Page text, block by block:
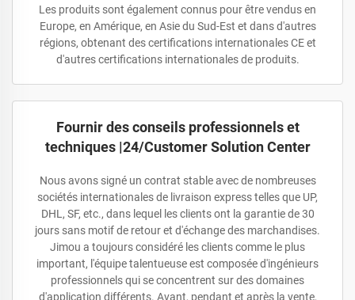
Les produits sont également connus pour être vendus en
Europe, en Amérique, en Asie du Sud-Est et dans d'autres
régions, obtenant des certifications internationales CE et
d'autres certifications internationales de produits.
Fournir des conseils professionnels et
techniques |24/Customer Solution Center
Nous avons signé un contrat stable avec de nombreuses
sociétés internationales de livraison express telles que UP,
DHL, SF, etc., dans lequel les clients ont la garantie de 30
jours sans motif de retour et d'échange des marchandises.
Jimou a toujours considéré les clients comme le plus
important, l'équipe talentueuse est composée d'ingénieurs
professionnels qui se concentrent sur des domaines
d'application différents. Avant, pendant et après la vente,